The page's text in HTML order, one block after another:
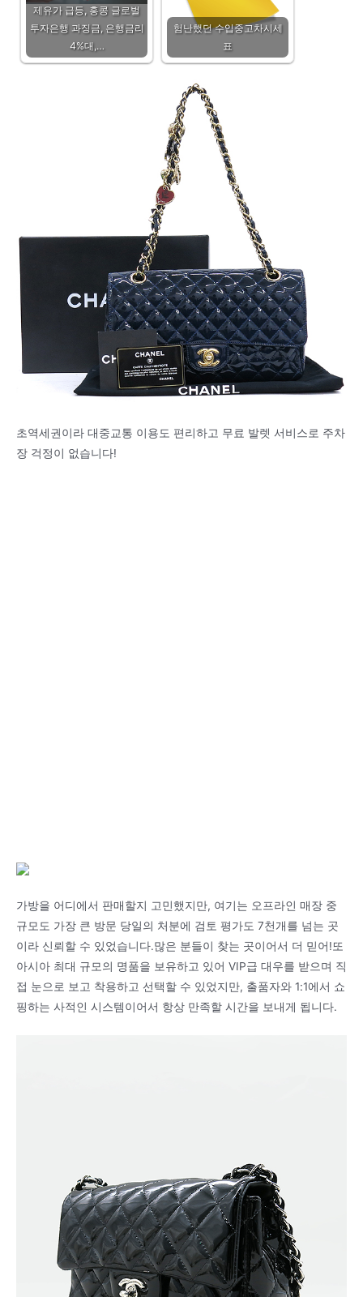
제유가 급등, 홍콩 글로벌
투자은행 과징금, 은행금리
4%대,…
험난했던 수입중고차시세
표
초역세권이라 대중교통 이용도 편리하고 무료 발렛 서비스로 주차
장 걱정이 없습니다!
가방을 어디에서 판매할지 고민했지만, 여기는 오프라인 매장 중
규모도 가장 큰 방문 당일의 처분에 검토 평가도 7천개를 넘는 곳
이라 신뢰할 수 있었습니다.많은 분들이 찾는 곳이어서 더 믿어!또
아시아 최대 규모의 명품을 보유하고 있어 VIP급 대우를 받으며 직
접 눈으로 보고 착용하고 선택할 수 있었지만, 출품자와 1:1에서 쇼
핑하는 사적인 시스템이어서 항상 만족할 시간을 보내게 됩니다.